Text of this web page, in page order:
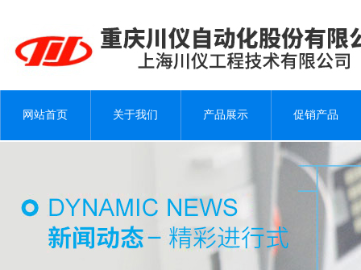
网站首页 关于我们 产品展示 促销产品